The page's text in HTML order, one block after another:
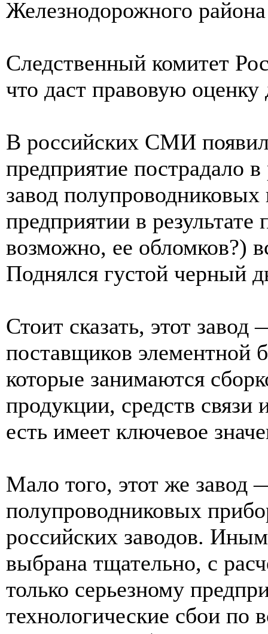
Железнодорожного
Следственный комитет
что даст правовую
В российских СМИ
предприятие пострадало в
завод
предприятии в
возможно, ее обломков?)
Поднялся густой черный
Стоит сказать, этот
поставщиков элементной
которые занимаются
продукции, средств связи
есть имеет ключевое
Мало того, этот же завод
полупроводниковых
российских заводов.
выбрана тщательно, с
только серьезному
технологические сбои по